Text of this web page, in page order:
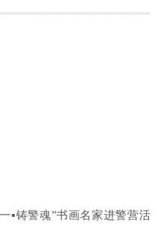
▪铸警魂”书画名家进警营活